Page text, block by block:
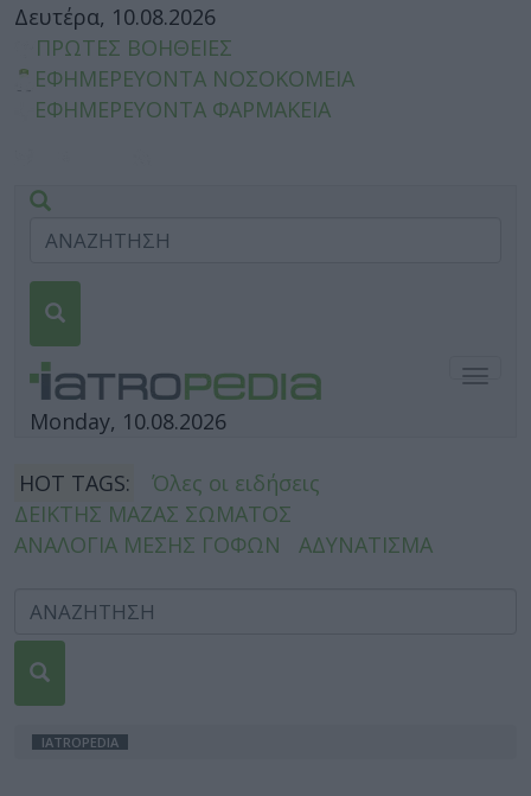
Δευτέρα, 10.08.2026
ΠΡΩΤΕΣ ΒΟΗΘΕΙΕΣ
ΕΦΗΜΕΡΕΥΟΝΤΑ ΝΟΣΟΚΟΜΕΙΑ
ΕΦΗΜΕΡΕΥΟΝΤΑ ΦΑΡΜΑΚΕΙΑ
Monday, 10.08.2026
HOT TAGS:
Όλες οι ειδήσεις
ΔΕΙΚΤΗΣ ΜΑΖΑΣ ΣΩΜΑΤΟΣ
ΑΝΑΛΟΓΙΑ ΜΕΣΗΣ ΓΟΦΩΝ
ΑΔΥΝΑΤΙΣΜΑ
IATROPEDIA